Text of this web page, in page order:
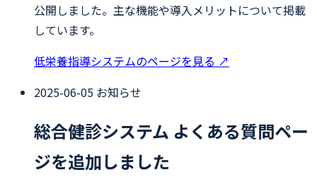
公開しました。主な機能や導入メリットについて掲載
しています。
低栄養指導システムのページを見る ↗
2025-06-05 お知らせ
総合健診システム よくある質問ペー
ジを追加しました